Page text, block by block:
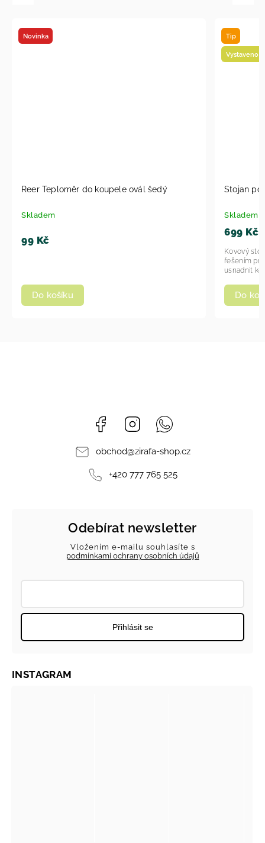
Novinka
Reer Teploměr do koupele ovál šedý
Skladem
99 Kč
Do košíku
Tip
Vystaveno
Stojan
Skladem
699 Kč
Do
Kovový
řešením
usnadnit
Facebook Instagram
obchod@zirafa-shop.cz
+420 777 765 525
Odebírat newsletter
Vložením e-mailu souhlasíte s
podmínkami ochrany osobních údajů
Přihlásit se
INSTAGRAM